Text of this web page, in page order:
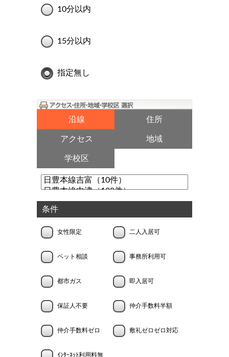
10分以内
15分以内
指定無し
沿線 住所
アクセス 地域
学校区
条件
女性限定 二人入居可
ペット相談 事務所利用可
都市ガス 即入居可
保証人不要 仲介手数料半額
仲介手数料ゼロ 敷礼ゼロゼロ対応
ｲﾝﾀｰﾈｯﾄ利用料無